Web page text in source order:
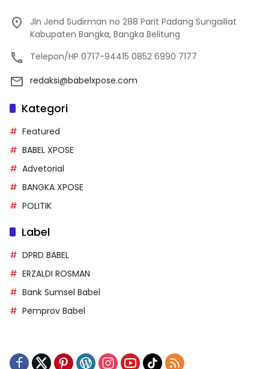
Jln Jend Sudirman no 288 Parit Padang Sungailiat
Kabupaten Bangka, Bangka Belitung
Telepon/HP 0717-94415 0852 6990 7177
redaksi@babelxpose.com
Kategori
Featured
BABEL XPOSE
Advetorial
BANGKA XPOSE
POLITIK
Label
DPRD BABEL
ERZALDI ROSMAN
Bank Sumsel Babel
Pemprov Babel